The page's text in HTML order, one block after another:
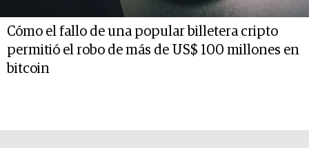
Cómo el fallo de una popular billetera cripto
permitió el robo de más de US$ 100 millones en
bitcoin